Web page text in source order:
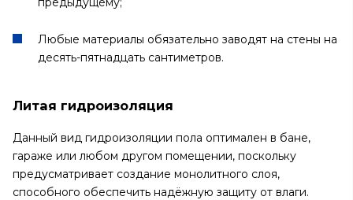
Любые материалы обязательно заводят на стены на
десять-пятнадцать сантиметров.
Литая гидроизоляция
Данный вид гидроизоляции пола оптимален в бане,
гараже или любом другом помещении, поскольку
предусматривает создание монолитного слоя,
способного обеспечить надёжную защиту от влаги.